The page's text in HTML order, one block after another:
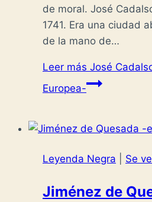
de moral. José
1741. Era una ciudad
de la mano de…
Leer más José
Europea-
Leyenda Negra Se
Jiménez de